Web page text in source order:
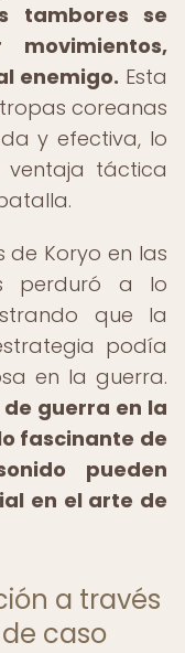
tambores se
enemigo. Esta
coreanas
y efectiva, lo
táctica
de Koryo en las
perduró a lo
que la
podía
en la guerra.
guerra en la
fascinante de
pueden
en el arte de
a través
caso